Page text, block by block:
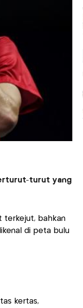
turut yang
terkejut, bahkan
di peta bulu
kertas,